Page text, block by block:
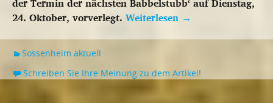
24. Oktober, vorverlegt. Weiterlesen →
Sossenheim aktuell
Schreiben Sie Ihre Meinung zu dem Artikel!